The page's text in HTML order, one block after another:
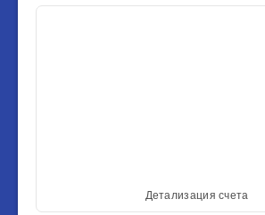
Детализация счета